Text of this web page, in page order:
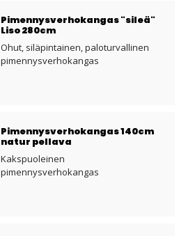
Pimennysverhokangas "sileä"
Liso 280cm
Ohut, siläpintainen, paloturvallinen
pimennysverhokangas
Pimennysverhokangas 140cm
natur pellava
Kakspuoleinen
pimennysverhokangas